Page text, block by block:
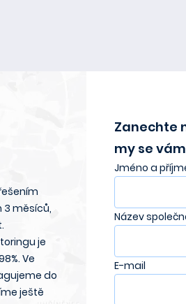
3 měsíců,
je
Ve
do
ještě
Zanechte
my se
Jméno a
Název
E-mail